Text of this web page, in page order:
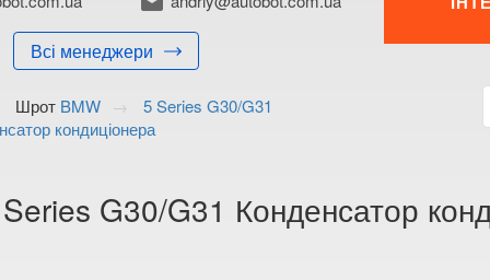
Всі менеджери
Шрот BMW
5 Series G30/G31
кондиціонера
G30/G31 Конденсатор
+38 (098) 897-